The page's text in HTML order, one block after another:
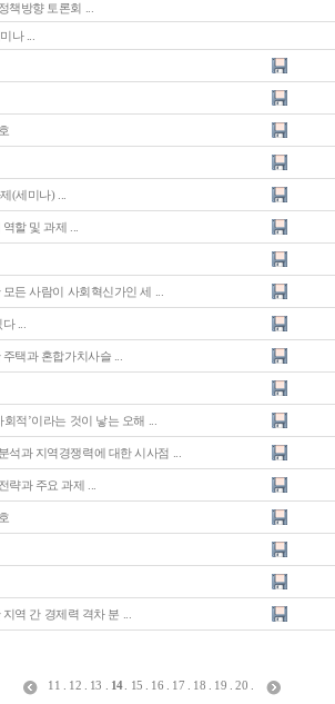
책방향 토론회 ...
나 ...
(세미나) ...
할 및 과제 ...
든 사람이 사회혁신가인 세 ...
...
택과 혼합가치사슬 ...
적’이라는 것이 낳는 오해 ...
과 지역경쟁력에 대한 시사점 ...
과 주요 과제 ...
역 간 경제력 격차 분 ...
11 . 12 . 13 . 14. 15 . 16 . 17 . 18 . 19 . 20 .